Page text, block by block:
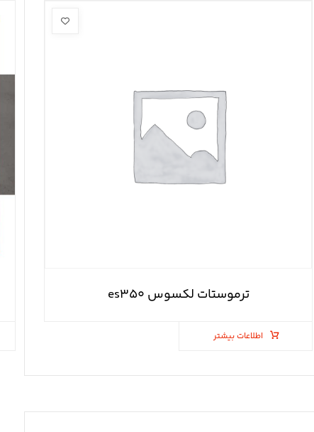
ترموستات لکسوس es۳۵۰
اطلاعات بیشتر